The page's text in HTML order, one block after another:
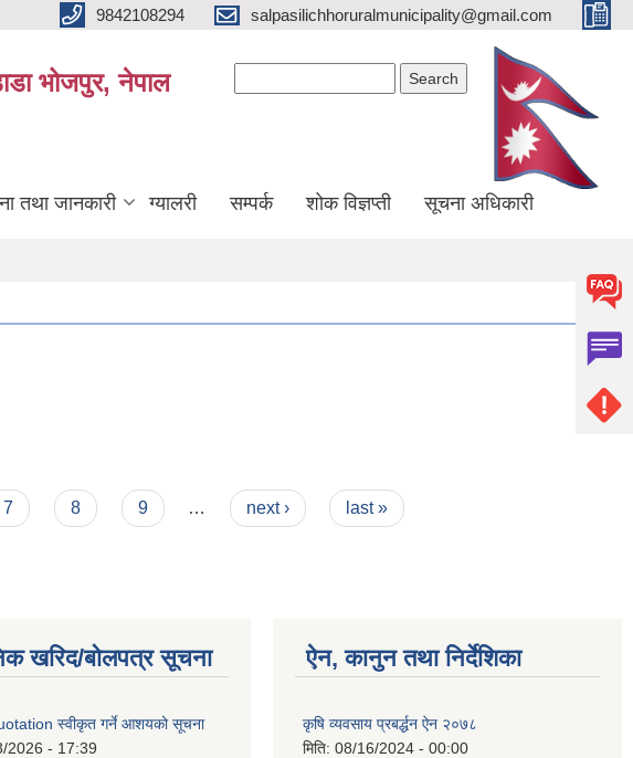
9842108294 salpasilichhoruralmunicipality@gmail.com
भोजपुर, नेपाल
तथा जानकारी ग्यालरी सम्पर्क शोक विज्ञप्ती सूचना अधिकारी
7 8 9 … next › last »
खरिद/बोलपत्र सूचना
स्वीकृत गर्ने आशयको सूचना
2026 - 17:39
ऐन, कानुन तथा निर्देशिका
कृषि व्यवसाय प्रबर्द्धन ऐन २०७८
मिति: 08/16/2024 - 00:00